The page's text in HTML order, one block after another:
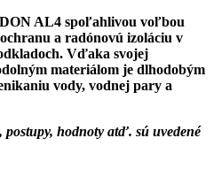
AL4 spoľahlivou voľbou
a radónovú izoláciu v
Vďaka svojej
materiálom je dlhodobým
vody, vodnej pary a
hodnoty atď. sú uvedené